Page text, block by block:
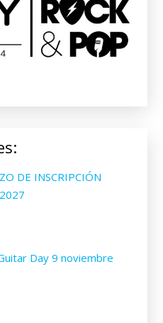
DE INSCRIPCIÓN
Day 9 noviembre